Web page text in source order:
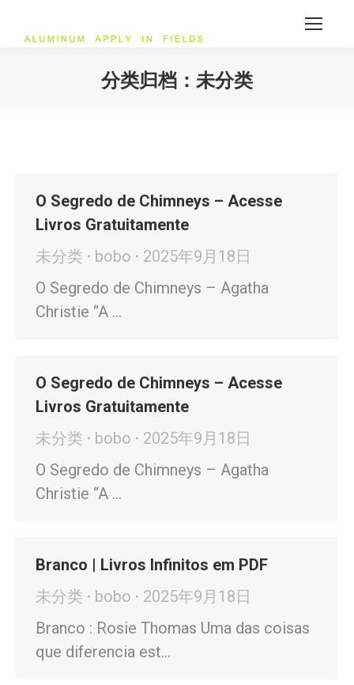
分类归档： 未分类
O Segredo de Chimneys – Acesse
Livros Gratuitamente
未分类
bobo
2025年9月18日
O Segredo de Chimneys – Agatha
Christie “A …
O Segredo de Chimneys – Acesse
Livros Gratuitamente
未分类
bobo
2025年9月18日
O Segredo de Chimneys – Agatha
Christie “A …
Branco | Livros Infinitos em PDF
未分类
bobo
2025年9月18日
Branco : Rosie Thomas Uma das coisas
que diferencia est…